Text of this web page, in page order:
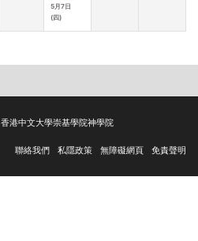
5月7日
(四)
香港中文大學崇基學院神學院
免責聲明
無障礙網頁
私隱政策
聯絡我們